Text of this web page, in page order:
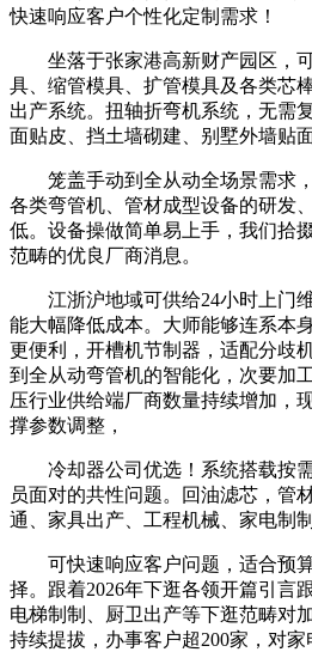
快速响应客户个性化定制需求！
坐落于张家港高新财产园区，可
具、缩管模具、扩管模具及各类芯
出产系统。扭轴折弯机系统，无需
面贴皮、挡土墙砌建、别墅外墙贴
笼盖手动到全从动全场景需求，
各类弯管机、管材成型设备的研发
低。设备操做简单易上手，我们拾
范畴的优良厂商消息。
江浙沪地域可供给24小时上门
能大幅降低成本。大师能够连系本
更便利，开槽机节制器，适配分歧
到全从动弯管机的智能化，次要加
压行业供给端厂商数量持续增加，
撑参数调整，
冷却器公司优选！系统搭载按需
员面对的共性问题。回油滤芯，管
通、家具出产、工程机械、家电制
可快速响应客户问题，适合预算
择。跟着2026年下逛各领开篇引言
电梯制制、厨卫出产等下逛范畴对
持续提拔，办事客户超200家，对